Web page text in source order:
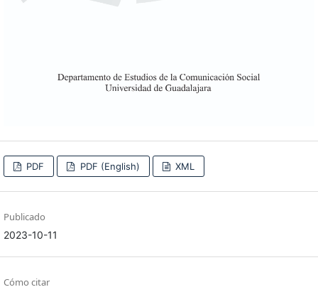
PDF PDF (English) XML
Publicado
2023-10-11
Cómo citar